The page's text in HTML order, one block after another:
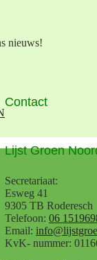
nieuws!
Contact
Lijst Groen
Secretariaat:
Esweg 41
9305 TB Roderesch
Telefoon: 06
Email:
KvK- nummer: